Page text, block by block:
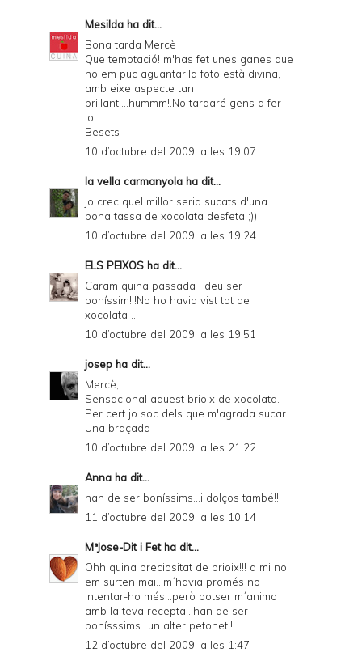
Mesilda ha dit...
Bona tarda Mercè
Que temptació! m'has fet unes ganes que
no em puc aguantar,la foto està divina,
amb eixe aspecte tan
brillant....hummm!.No tardaré gens a fer-
lo.
Besets
10 d’octubre del 2009, a les 19:07
la vella carmanyola ha dit...
jo crec quel millor seria sucats d'una
bona tassa de xocolata desfeta ;))
10 d’octubre del 2009, a les 19:24
ELS PEIXOS ha dit...
Caram quina passada , deu ser
boníssim!!!No ho havia vist tot de
xocolata ...
10 d’octubre del 2009, a les 19:51
josep ha dit...
Mercè,
Sensacional aquest brioix de xocolata.
Per cert jo soc dels que m'agrada sucar.
Una braçada
10 d’octubre del 2009, a les 21:22
Anna ha dit...
han de ser boníssims...i dolços també!!!
11 d’octubre del 2009, a les 10:14
MªJose-Dit i Fetha dit...
Ohh quina preciositat de brioix!!! a mi no
em surten mai...m´havia promés no
intentar-ho més...però potser m´animo
amb la teva recepta...han de ser
bonísssims...un alter petonet!!!
12 d’octubre del 2009, a les 1:47